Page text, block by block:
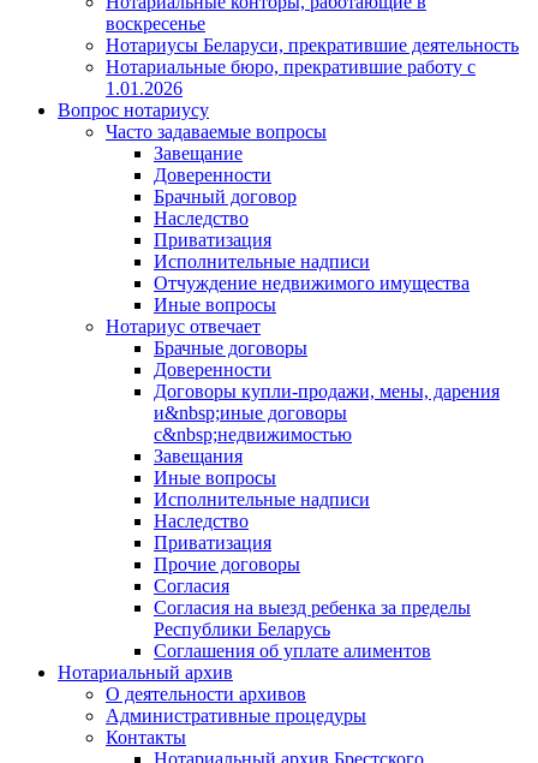
воскресенье
Нотариусы Беларуси, прекратившие деятельность
Нотариальные бюро, прекратившие работу с
1.01.2026
Вопрос нотариусу
Часто задаваемые вопросы
Завещание
Доверенности
Брачный договор
Наследство
Приватизация
Исполнительные надписи
Отчуждение недвижимого имущества
Иные вопросы
Нотариус отвечает
Брачные договоры
Доверенности
Договоры купли-продажи, мены, дарения
и&nbsp;иные договоры
с&nbsp;недвижимостью
Завещания
Иные вопросы
Исполнительные надписи
Наследство
Приватизация
Прочие договоры
Согласия
Согласия на выезд ребенка за пределы
Республики Беларусь
Соглашения об уплате алиментов
Нотариальный архив
О деятельности архивов
Административные процедуры
Контакты